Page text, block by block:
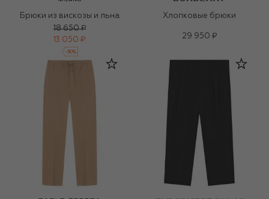
Брюки из вискозы и льна
18 650 ₽
13 050 ₽
-30%
Хлопковые брюки
29 950 ₽